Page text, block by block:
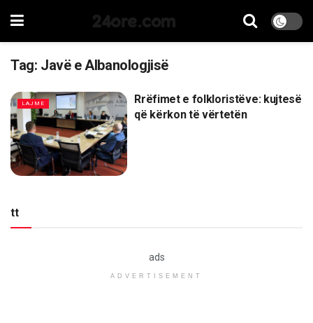
24ore.com
Tag: Javë e Albanologjisë
LAJME
Rrëfimet e folkloristëve: kujtesë
që kërkon të vërtetën
tt
ads
ADVERTISEMENT